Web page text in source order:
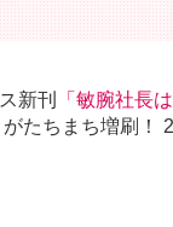
新刊
「敏腕社長
がたちまち増刷！